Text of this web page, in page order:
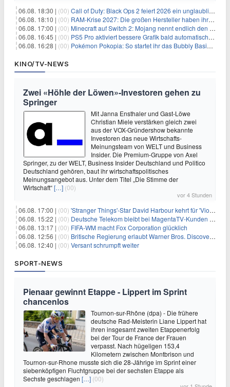
06.08. 18:30 | (00) Call of Duty: Black Ops 2 feiert 2026 ein unglaubliches Comeback
06.08. 18:10 | (00) RAM-Krise 2027: Die großen Hersteller haben ihre Produktion offenbar schon verkauft
06.08. 17:00 | (00) Minecraft auf Switch 2: Mojang nennt endlich den Releasetermin
06.08. 16:45 | (00) PS5 Pro aktiviert bessere Grafik bald automatisch, aber das Update ist kleiner als gedacht
06.08. 16:28 | (00) Pokémon Pokopia: So startet ihr das Bubbly Basin-DLC
KINO/TV-NEWS
Zwei «Höhle der Löwen»-Investoren gehen zu
Springer
Mit Janna Ensthaler und Gast-Löwe
Christian Miele verstärken gleich zwei
aus der VOX-Gründershow bekannte
Investoren das neue Wirtschafts-
Meinungsteam von WELT und Business
Insider. Die Premium-Gruppe von Axel
Springer, zu der WELT, Business Insider Deutschland und Politico
Deutschland gehören, baut ihr wirtschaftspolitisches
Meinungsangebot aus. Unter dem Titel „Die Stimme der
Wirtschaft“[…] (00)
vor 4 Stunden
06.08. 17:00 | (00) 'Stranger Things'-Star David Harbour kehrt für 'Violent Night 2' zurück – Kristen Bell stößt zur Besetzung
06.08. 15:22 | (00) Deutsche Telekom bleibt bei MagentaTV-Kunden vage
06.08. 13:17 | (00) FIFA-WM macht Fox Corporation glücklich
06.08. 12:56 | (00) Britische Regierung erlaubt Warner Bros. Discovery-Übernahme
06.08. 12:40 | (00) Versant schrumpft weiter
SPORT-NEWS
Pienaar gewinnt Etappe - Lippert im Sprint
chancenlos
Tournon-sur-Rhône (dpa) - Die frühere
deutsche Rad-Meisterin Liane Lippert hat
ihren insgesamt zweiten Etappenerfolg
bei der Tour de France der Frauen
verpasst. Nach hügeligen 153,4
Kilometern zwischen Montbrison und
Tournon-sur-Rhone musste sich die 28-Jährige im Sprint einer
siebenköpfigen Fluchtgruppe bei der sechsten Etappe als
Sechste geschlagen […] (00)